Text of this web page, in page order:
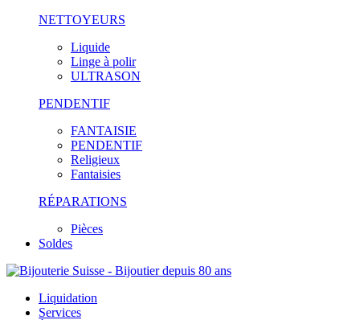
NETTOYEURS
Liquide
Linge à polir
ULTRASON
PENDENTIF
FANTAISIE
PENDENTIF
Religieux
Fantaisies
RÉPARATIONS
Pièces
Soldes
Liquidation
Services